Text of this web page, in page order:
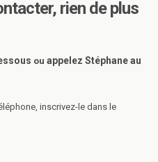
rien de plus
ou appelez Stéphane au
inscrivez-le dans le